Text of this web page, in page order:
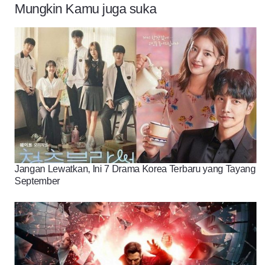
Mungkin Kamu juga suka
Jangan Lewatkan, Ini 7 Drama Korea Terbaru yang Tayang
September